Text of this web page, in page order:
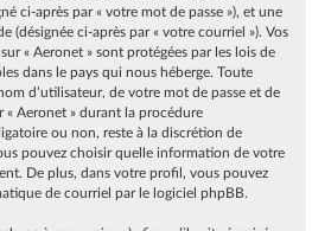
ci-après par « votre mot de passe »), et une
(désignée ci-après par « votre courriel »). Vos
« Aeronet » sont protégées par les lois de
dans le pays qui nous héberge. Toute
d’utilisateur, de votre mot de passe et de
« Aeronet » durant la procédure
ou non, reste à la discrétion de
pouvez choisir quelle information de votre
De plus, dans votre profil, vous pouvez
de courriel par le logiciel phpBB.